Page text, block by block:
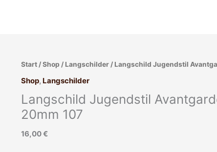
Start /Shop / Langschilder / Langschild Jugendstil
Shop, Langschilder
Langschild Jugendstil
20mm 107
16,00€
Langschild
Avantgarde
halbrund
alt
20mm
107